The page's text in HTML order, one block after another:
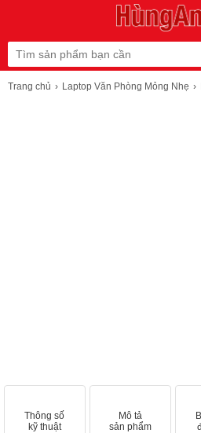
Trang chủ Laptop Văn Phòng Mỏng Nhẹ
Thông số
kỹ thuật
Mô tả
sản phẩm